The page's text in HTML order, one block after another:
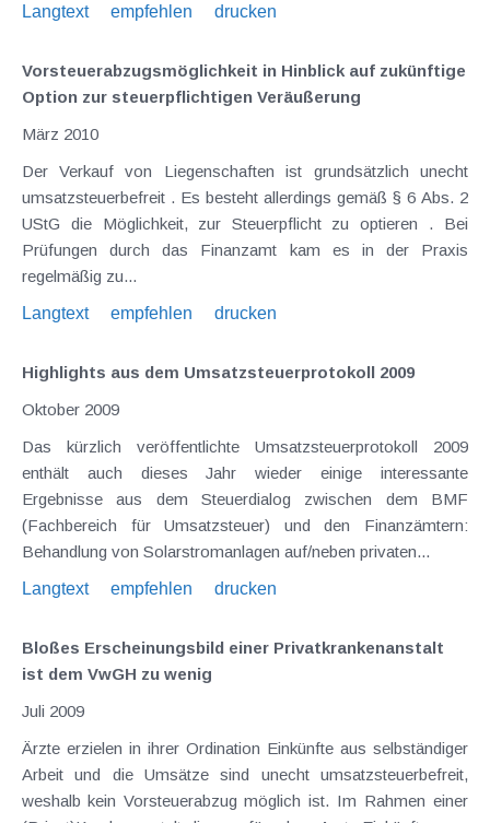
Langtext
empfehlen drucken
Vorsteuerabzugsmöglichkeit in Hinblick auf zukünftige
Option zur steuerpflichtigen Veräußerung
März 2010
Der Verkauf von Liegenschaften ist grundsätzlich unecht
umsatzsteuerbefreit . Es besteht allerdings gemäß § 6 Abs. 2
UStG die Möglichkeit, zur Steuerpflicht zu optieren . Bei
Prüfungen durch das Finanzamt kam es in der Praxis
regelmäßig zu...
Langtext
empfehlen drucken
Highlights aus dem Umsatzsteuerprotokoll 2009
Oktober 2009
Das kürzlich veröffentlichte Umsatzsteuerprotokoll 2009
enthält auch dieses Jahr wieder einige interessante
Ergebnisse aus dem Steuerdialog zwischen dem BMF
(Fachbereich für Umsatzsteuer) und den Finanzämtern:
Behandlung von Solarstromanlagen auf/neben privaten...
Langtext
empfehlen drucken
Bloßes Erscheinungsbild einer Privatkrankenanstalt
ist dem VwGH zu wenig
Juli 2009
Ärzte erzielen in ihrer Ordination Einkünfte aus selbständiger
Arbeit und die Umsätze sind unecht umsatzsteuerbefreit,
weshalb kein Vorsteuerabzug möglich ist. Im Rahmen einer